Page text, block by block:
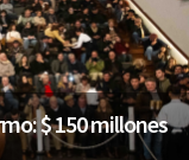
$ 150 millones